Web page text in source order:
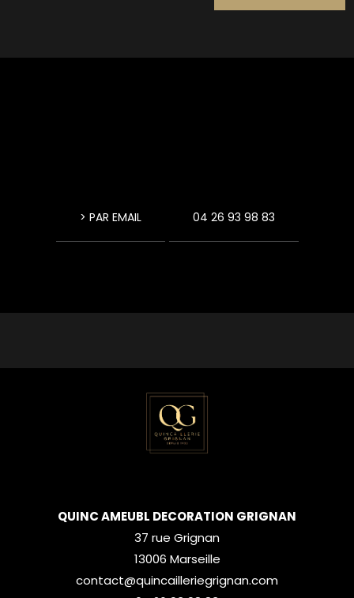
> PAR EMAIL 04 26 93 98 83
QUINC AMEUBL DECORATION GRIGNAN
37 rue Grignan
13006 Marseille
contact@quincailleriegrignan.com